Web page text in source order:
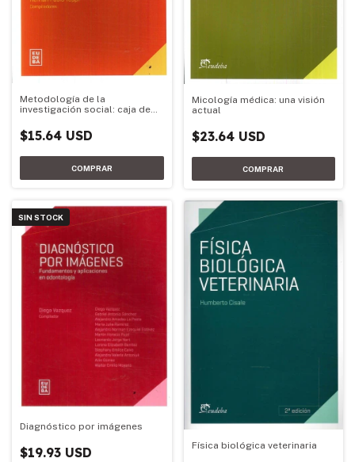
Metodología de la
investigación social: caja de
$15.64 USD
Micología médica: una visión
actual
$23.64 USD
SIN STOCK
Diagnóstico por imágenes
$19.93 USD Física biológica veterinaria